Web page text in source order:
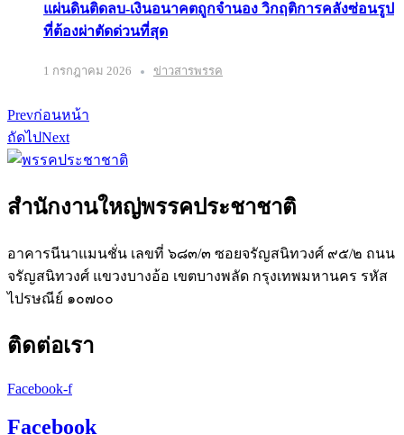
แผ่นดินติดลบ-เงินอนาคตถูกจำนอง วิกฤติการคลังซ่อนรูป
ที่ต้องผ่าตัดด่วนที่สุด
1 กรกฎาคม 2026 ข่าวสารพรรค
Prevก่อนหน้า
ถัดไปNext
สำนักงานใหญ่พรรคประชาชาติ
อาคารนีนาแมนชั่น เลขที่ ๖๘๓/๓ ซอยจรัญสนิทวงศ์ ๙๕/๒ ถนน
จรัญสนิทวงศ์ แขวงบางอ้อ เขตบางพลัด กรุงเทพมหานคร รหัส
ไปรษณีย์ ๑๐๗๐๐
ติดต่อเรา
Facebook-f
Facebook